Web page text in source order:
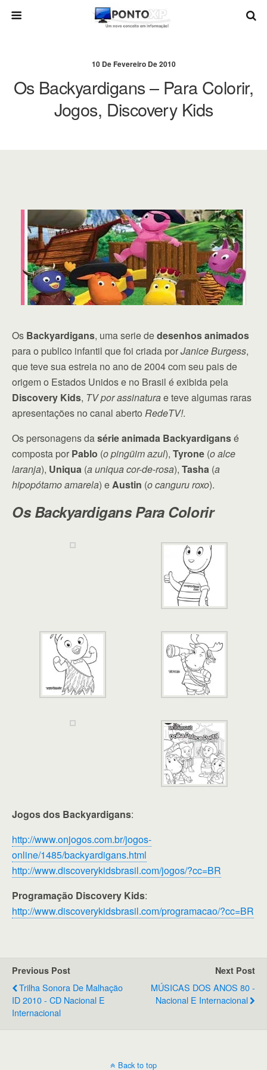
10 De Fevereiro De 2010
Os Backyardigans – Para Colorir,
Jogos, Discovery Kids
Os Backyardigans, uma serie dedesenhos animados
para o publico infantil que foi criada porJanice Burgess,
que teve sua estreia no ano de 2004 com seu pais de
origem o Estados Unidos e no Brasil é exibida pela
Discovery Kids, TV por assinaturae teve algumas raras
apresentações no canal aberto RedeTV!.
Os personagens dasérie animada Backyardigansé
composta por Pablo (o pingüim azul), Tyrone (o alce
laranja), Uniqua (a uniqua cor-de-rosa), Tasha (a
hipopótamo amarela) eAustin (o canguru roxo).
Os Backyardigans Para Colorir
Jogos dos Backyardigans:
http://www.onjogos.com.br/jogos-
online/1485/backyardigans.html
http://www.discoverykidsbrasil.com/jogos/?cc=BR
Programação Discovery Kids:
http://www.discoverykidsbrasil.com/programacao/?cc=BR
Previous Post
Trilha Sonora De Malhação
ID 2010 - CD Nacional E
Internacional
Next Post
MÚSICAS DOS ANOS 80 -
Nacional E Internacional
Back to top